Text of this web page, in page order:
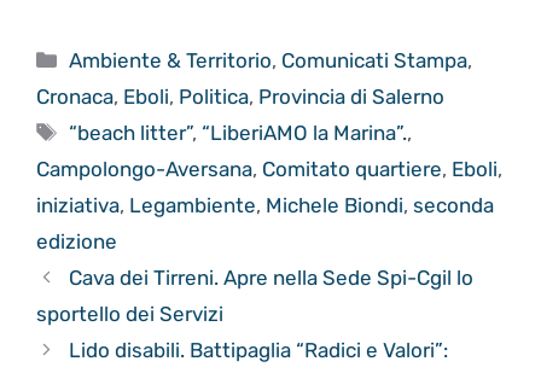
Categorie
Ambiente & Territorio, Comunicati Stampa,
Cronaca, Eboli, Politica, Provincia di Salerno
Tag
“beach litter”, “LiberiAMO la Marina”.,
Campolongo-Aversana, Comitato quartiere, Eboli,
iniziativa, Legambiente, Michele Biondi, seconda
edizione
Cava dei Tirreni. Apre nella Sede Spi-Cgil lo
sportello dei Servizi
Lido disabili. Battipaglia “Radici e Valori”: